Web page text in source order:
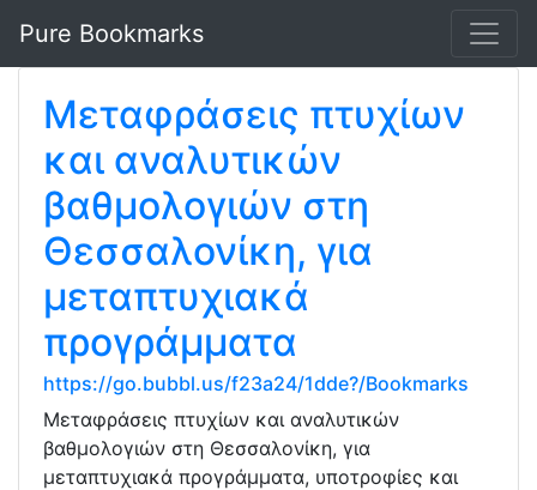
Pure Bookmarks
Μεταφράσεις πτυχίων
και αναλυτικών
βαθμολογιών στη
Θεσσαλονίκη, για
μεταπτυχιακά
προγράμματα
https://go.bubbl.us/f23a24/1dde?/Bookmarks
Μεταφράσεις πτυχίων και αναλυτικών
βαθμολογιών στη Θεσσαλονίκη, για
μεταπτυχιακά προγράμματα, υποτροφίες και